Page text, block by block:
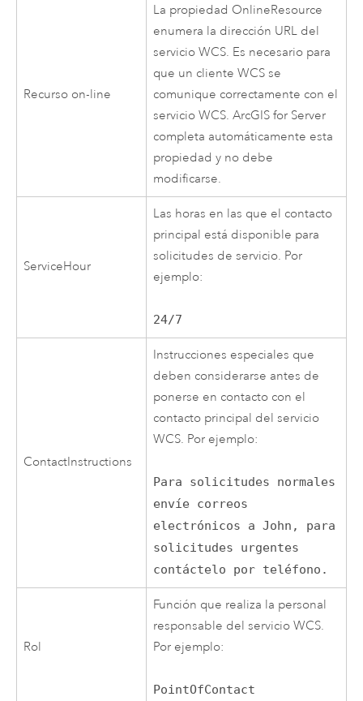
Recurso on-line
La propiedad OnlineResource
enumera la dirección URL del
servicio WCS. Es necesario para
que un cliente WCS se
comunique correctamente con el
servicio WCS. ArcGIS for Server
completa automáticamente esta
propiedad y no debe
modificarse.
ServiceHour
Las horas en las que el contacto
principal está disponible para
solicitudes de servicio. Por
ejemplo:
24/7
ContactInstructions
Instrucciones especiales que
deben considerarse antes de
ponerse en contacto con el
contacto principal del servicio
WCS. Por ejemplo:
Para solicitudes normales
envíe correos
electrónicos a John, para
solicitudes urgentes
contáctelo por teléfono.
Rol
Función que realiza la personal
responsable del servicio WCS.
Por ejemplo:
PointOfContact